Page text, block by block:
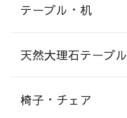
テーブル・机
天然大理石テーブル
椅子・チェア